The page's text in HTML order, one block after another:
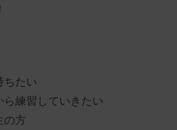
ちたい
ら練習していきたい
の方